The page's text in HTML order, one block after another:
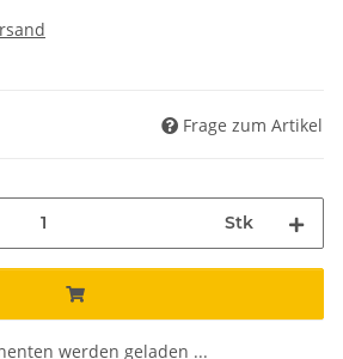
Frage zum Artikel
Stk
werden geladen ...